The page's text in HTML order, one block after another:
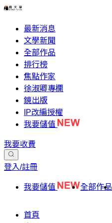
最新消息
文學新聞
全部作品
排行榜
焦點作家
徐淑卿專欄
鏡出版
IP改編授權
我要儲值
我要收費
登入/註冊
我要儲值 全部作品
首頁